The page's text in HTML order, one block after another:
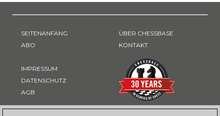
SEITENANFANG
ABO
IMPRESSUM
DATENSCHUTZ
AGB
ÜBER CHESSBASE
KONTAKT